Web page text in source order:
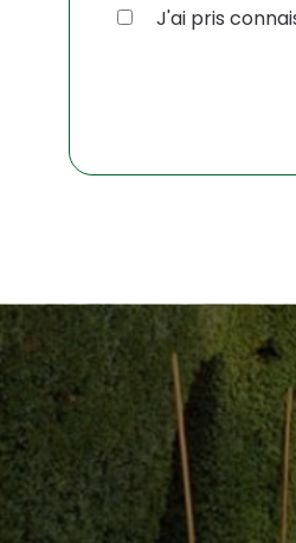
J'ai pris